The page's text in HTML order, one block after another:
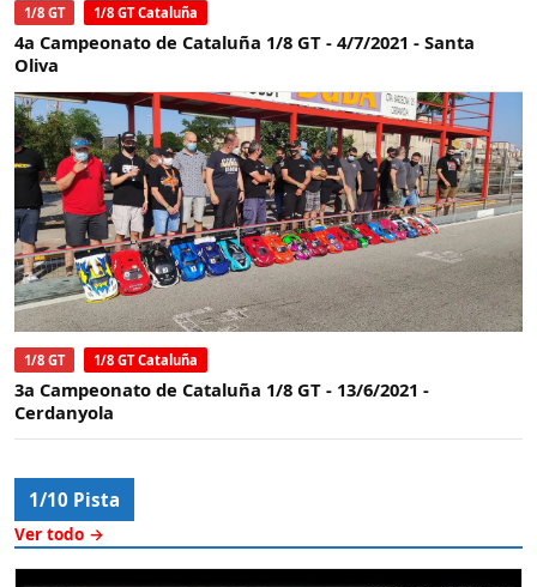
1/8 GT 1/8 GT Cataluña
4a Campeonato de Cataluña 1/8 GT - 4/7/2021 - Santa
Oliva
1/8 GT 1/8 GT Cataluña
3a Campeonato de Cataluña 1/8 GT - 13/6/2021 -
Cerdanyola
1/10 Pista
Ver todo →